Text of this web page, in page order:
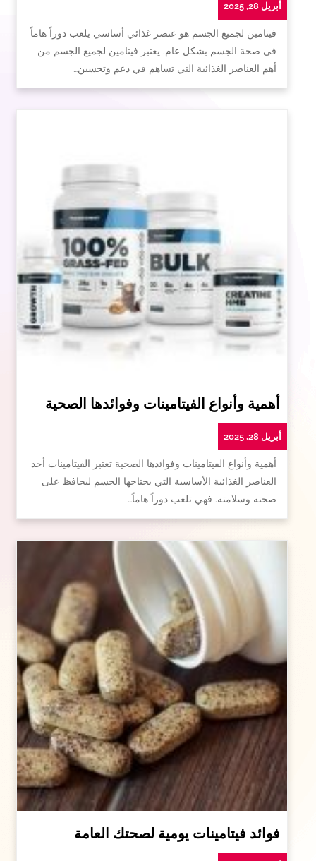
أبريل 28, 2025
فيتامين لجميع الجسم هو عنصر غذائي أساسي يلعب دوراً هاماً
في صحة الجسم بشكل عام. يعتبر فيتامين لجميع الجسم من
أهم العناصر الغذائية التي تساهم في دعم وتحسين…
أهمية وأنواع الفيتامينات وفوائدها الصحية
أبريل 28, 2025
أهمية وأنواع الفيتامينات وفوائدها الصحية تعتبر الفيتامينات أحد
العناصر الغذائية الأساسية التي يحتاجها الجسم ليحافظ على
صحته وسلامته. فهي تلعب دوراً هاماً…
فوائد فيتامينات يومية لصحتك العامة